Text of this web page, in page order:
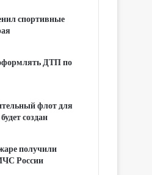
спортивные
ДТП по
флот для
создан
получили
России